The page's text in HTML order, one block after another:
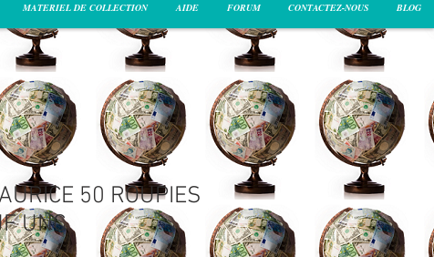
MATERIEL DE COLLECTION AIDE FORUM CONTACTEZ-NOUS BLOG
50 ROUPIES
UNC